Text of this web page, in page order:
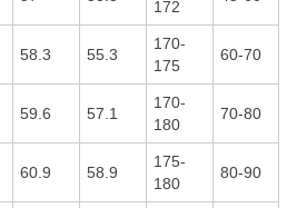
172
58.3 55.3
170-
175
60-70
59.6 57.1
170-
180
70-80
60.9 58.9
175-
180
80-90